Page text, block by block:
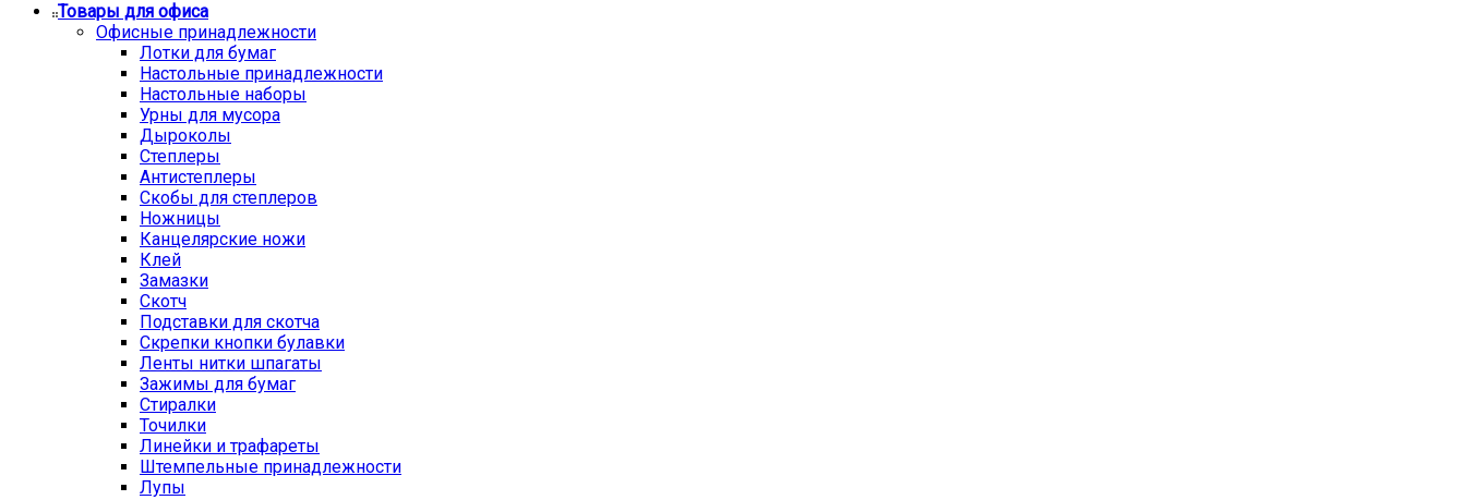
Товары для офиса
Офисные принадлежности
Лотки для бумаг
Настольные принадлежности
Настольные наборы
Урны для мусора
Дыроколы
Степлеры
Антистеплеры
Скобы для степлеров
Ножницы
Канцелярские ножи
Клей
Замазки
Скотч
Подставки для скотча
Скрепки кнопки булавки
Ленты нитки шпагаты
Зажимы для бумаг
Стиралки
Точилки
Линейки и трафареты
Штемпельные принадлежности
Лупы